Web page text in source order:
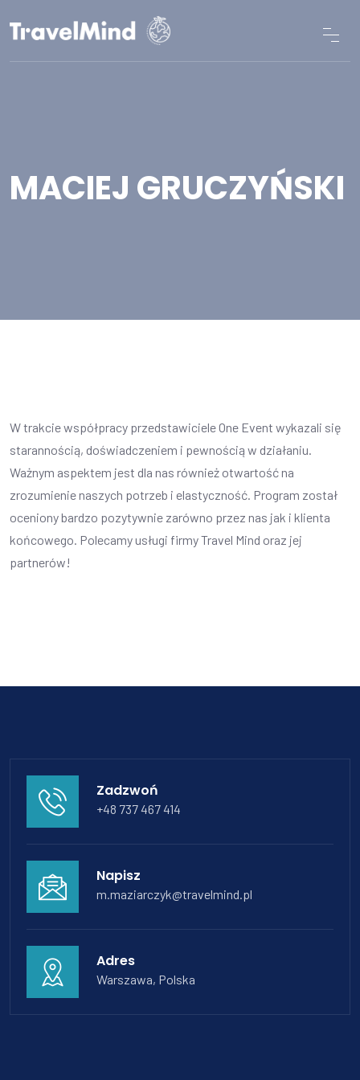
MACIEJ GRUCZYŃSKI
W trakcie współpracy przedstawiciele One Event wykazali się
starannością, doświadczeniem i pewnością w działaniu.
Ważnym aspektem jest dla nas również otwartość na
zrozumienie naszych potrzeb i elastyczność. Program został
oceniony bardzo pozytywnie zarówno przez nas jak i klienta
końcowego. Polecamy usługi firmy Travel Mind oraz jej
partnerów!
Zadzwoń
+48 737 467 414
Napisz
m.maziarczyk@travelmind.pl
Adres
Warszawa, Polska